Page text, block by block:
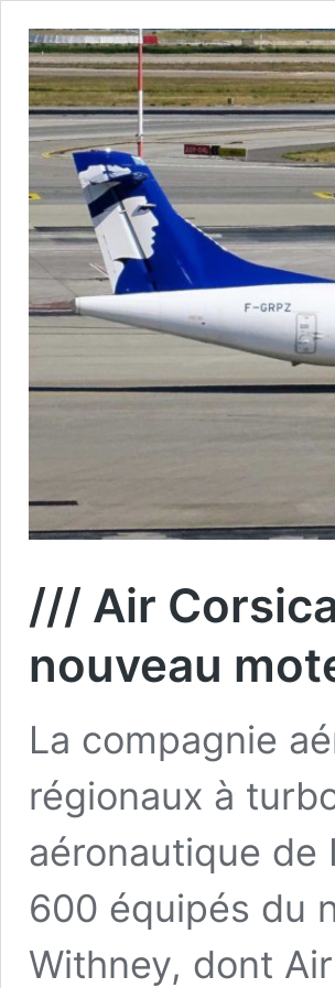
/// Air
nouveau
La compagnie
régionaux à
aéronautique de
600 équipés du
Withney, dont